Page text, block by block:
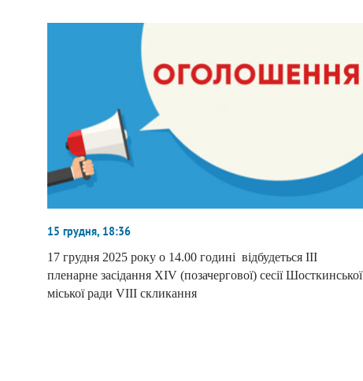
15 грудня, 18:36
17 грудня 2025 року о 14.00 годині відбудеться ІІІ
пленарне засідання ХІV (позачергової) сесії Шосткинської
міської ради VІІІ скликання